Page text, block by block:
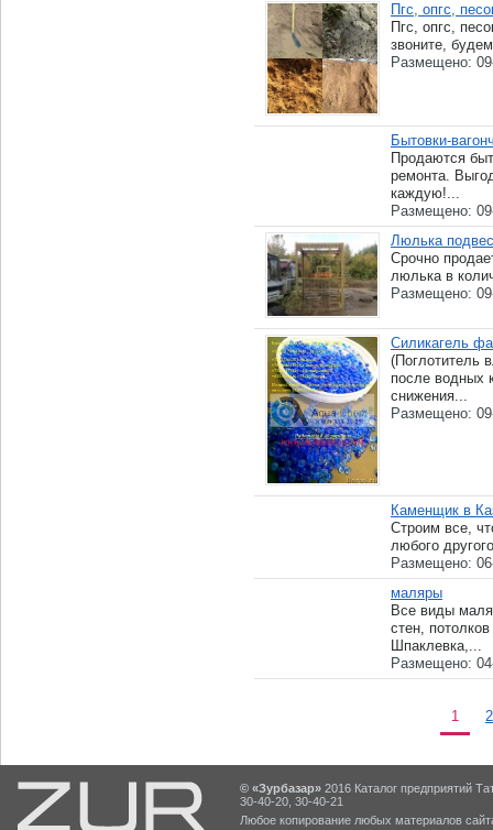
Пгс, опгс,
Пгс, опгс,
звоните,
Размещено:
Бытовки-
Продаются
ремонта.
каждую!...
Размещено:
Люлька
Срочно
люлька в
Размещено:
Силикагель
(Поглотитель
после водных
снижения...
Размещено:
Каменщик в
Строим все,
любого
Размещено:
маляры
Все виды
стен,
Шпаклевка,...
Размещено:
1 2
© «Зурбазар» 2016 Каталог предприятий
30-40-20, 30-40-21
Любое копирование любых материалов